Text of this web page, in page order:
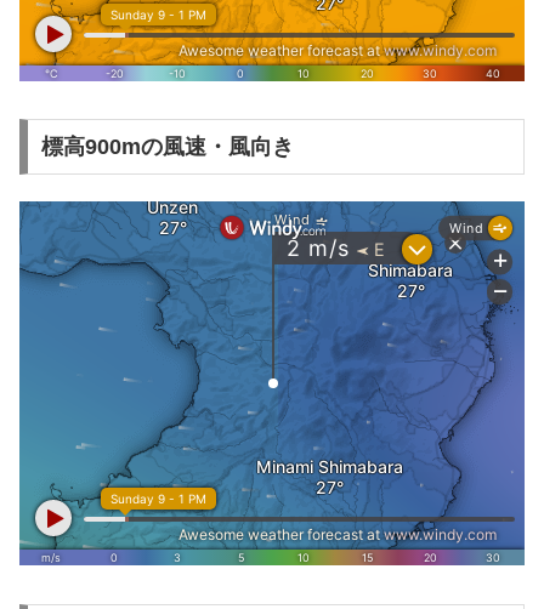
標高900mの風速・風向き